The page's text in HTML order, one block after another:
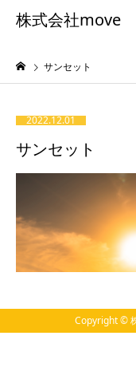
株式会社move
サンセット
2022.12.01
サンセット
Copyright ©